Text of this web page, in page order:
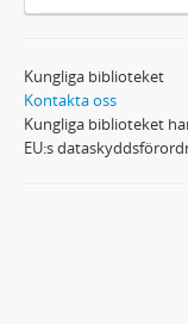
Kungliga biblioteket
Kontakta oss
Kungliga biblioteket
EU:s